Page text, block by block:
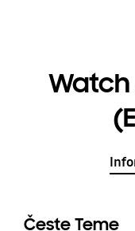
Česte Teme